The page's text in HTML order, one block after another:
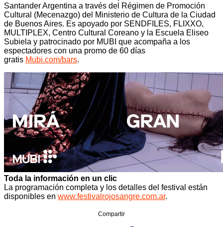
Santander Argentina a través del Régimen de Promoción
Cultural (Mecenazgo) del Ministerio de Cultura de la Ciudad
de Buenos Aires. Es apoyado por SENDFILES, FLIXXO,
MULTIPLEX, Centro Cultural Coreano y la Escuela Eliseo
Subiela y patrocinado por MUBI que acompaña a los
espectadores con una promo de 60 días
gratis Mubi.com/bars.
Toda la información en un clic
La programación completa y los detalles del festival están
disponibles en www.festivalrojosangre.com.ar.
Compartir